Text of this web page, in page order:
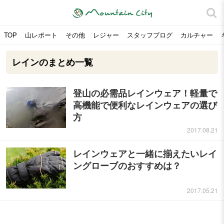
TOP 山レポート その他 レジャー スタッフブログ カルチャー
レインのまとめ一覧
登山の必需品レインウェア！軽量で
高機能で便利なレインウェアの選び
方
2017.08.21
レインウェアと一緒に揃えたいレイ
ングローブのおすすめは？
2017.05.21